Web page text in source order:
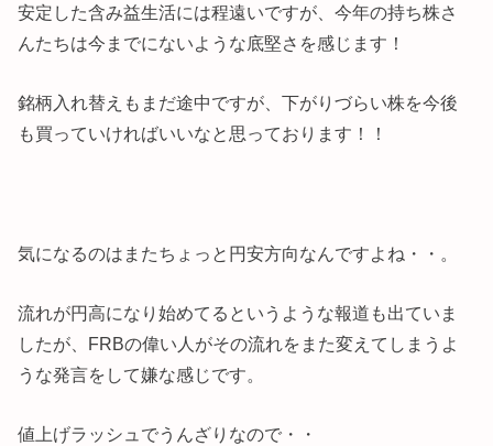
安定した含み益生活には程遠いですが、今年の持ち株さ
んたちは今までにないような底堅さを感じます！
銘柄入れ替えもまだ途中ですが、下がりづらい株を今後
も買っていければいいなと思っております！！
気になるのはまたちょっと円安方向なんですよね・・。
流れが円高になり始めてるというような報道も出ていま
したが、FRBの偉い人がその流れをまた変えてしまうよ
うな発言をして嫌な感じです。
値上げラッシュでうんざりなので・・